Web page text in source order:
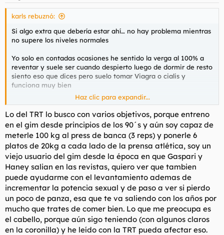
s
karls rebuznó:
Si algo extra que debería estar ahí… no hay problema mientras
no supere los niveles normales
Yo solo en contadas ocasiones he sentido la verga al 100% a
reventar y suele ser cuando despierto luego de dormir de resto
siento eso que dices pero suelo tomar Viagra o cialis y
funciona muy bien
Antes de la trt deberías meterte alguno de esos . Antes me he
pinchado testosterona y no vi cambios en las erecciones
Ojo que la picha blanda puede empezar perfectamente a los 30
o incluso un par de años antes eso me lo dijo mi urólogo que
no había drama… la máxima potencia sexual está entre los 13 y
los 25 a partir de ahí todo va en picada
Haz clic para expandir...
Lo del TRT lo busco con varios objetivos, porque entreno
en el gim desde principios de los 90´s y aún soy capaz de
meterle 100 kg al press de banca (3 reps) y ponerle 6
platos de 20kg a cada lado de la prensa atlética, soy un
viejo usuario del gim desde la época en que Gaspari y
Haney salian en las revistas, quiero ver que tambien
puede ayudarme con el levantamiento ademas de
incrementar la potencia sexual y de paso a ver si pierdo
un poco de panza, esa que te va saliendo con los años por
mucho que trates de comer bien. Lo que me preocupa es
el cabello, porque aún sigo teniendo (con algunos claros
en la coronilla) y he leído con la TRT pueda afectar eso.